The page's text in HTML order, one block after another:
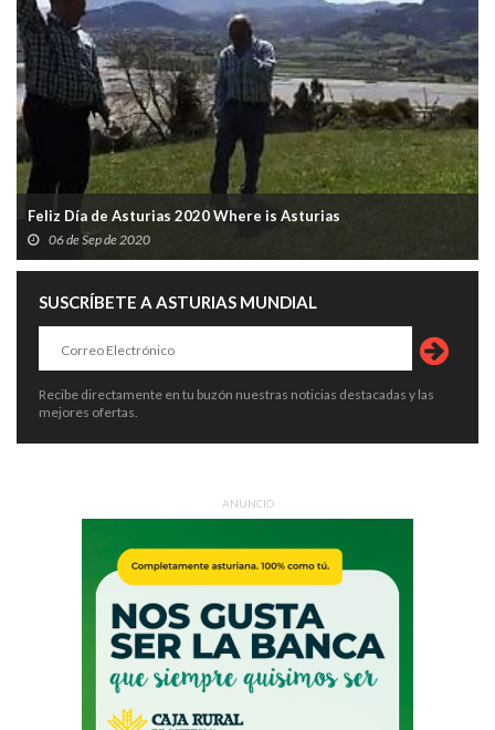
Feliz Día de Asturias 2020 Where is Asturias
06 de Sep de 2020
SUSCRÍBETE A ASTURIAS MUNDIAL
Recibe directamente en tu buzón nuestras noticias destacadas y las
mejores ofertas.
ANUNCIO